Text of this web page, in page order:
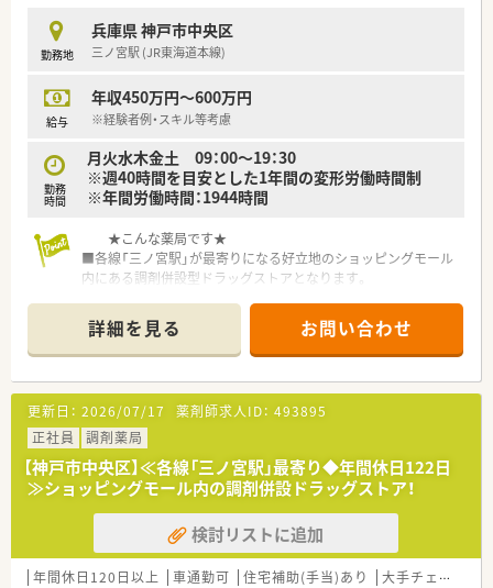
年間休日120日以上、「連続休暇制度（年に1回、最大9連休を取得
できる制度）」等
プライベートも充実出来る様にワークライフバランスを後押し
〇社員割引制度、財形貯蓄制度、スポーツジム優待等が受けられ
る他、提携の保養施設は全国に40ヵ所あります。
スの実績!
産休、育休取得はもちろんのこと、育児短時間勤務制度を実施
育児休業より復帰後、1日最大2時間短縮して勤務できる制度で
法律では3歳までですが、同社では小学校就学時までの期間利用
可能♪
勤務地
兵庫県 神戸市中央区
三ノ宮駅 (JR東海道本線)
給与
年収450万円～600万円
※経験者例・スキル等考慮
勤務
時間
月火水木金土 09：00～19：30
※週40時間を目安とした1年間の変形労働時間制
※年間労働時間：1944時間
★こんな薬局です★
■各線「三ノ宮駅」が最寄りになる好立地のショッピングモール
内にある調剤併設型ドラッグストアとなります。
ら幅広い処方箋に携われる店舗となります。
■調剤部門とOTC部門があり、ご希望を考慮した配属をしていま
す。
■スタッフを多めに配置し、できる限りご希望を考慮したシフト
を組んでいます。
■年俸制！1年毎の契約社員の募集となります♪
★こんな企業です★
■全国に200以上の店舗を持つ大手流通企業です。
■現在はOTC店舗中心ですが調剤事業を強化中、この1年で調剤
店は倍増し、今後も更に拡大予定です。
■小売業ならではのメリットとサービスを強みに、他店との差別
化や専門化を図っています。
■「従業員購入割引制度」など、小売業ならではのうれしい福利
詳細を見る お問い合わせ
更新日： 2026/07/17 薬剤師求人ID： 493895
正社員
調剤薬局
【神戸市中央区】≪各線「三ノ宮駅」最寄り◆年間休日122日
≫ショッピングモール内の調剤併設ドラッグストア！
検討リストに追加
年間休日120日以上 車通勤可 住宅補助(手当)あり 大手チェーン